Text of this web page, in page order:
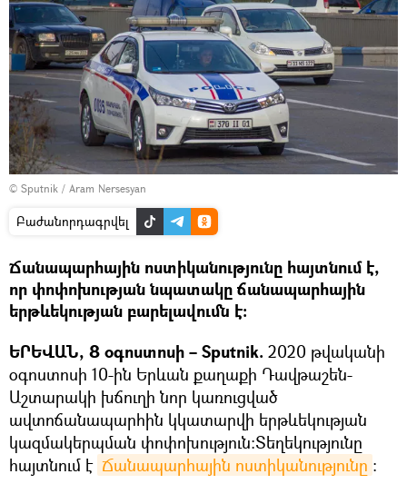
© Sputnik / Aram Nersesyan
Բաժանորդագրվել
Ճանապարհային ոստիկանությունը հայտնում է,
որ փոփոխության նպատակը ճանապարհային
երթևեկության բարելավումն է։
ԵՐԵՎԱՆ, 8 օգոստոսի – Sputnik. 2020 թվականի
օգոստոսի 10-ին Երևան քաղաքի Դավթաշեն-
Աշտարակի խճուղի նոր կառուցված
ավտոճանապարհին կկատարվի երթևեկության
կազմակերպման փոփոխություն:Տեղեկությունը
հայտնում է Ճանապարհային ոստիկանությունը ։